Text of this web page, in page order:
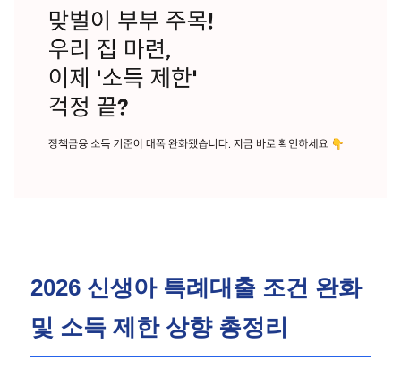
2026 신생아 특례대출 조건 완화
및 소득 제한 상향 총정리